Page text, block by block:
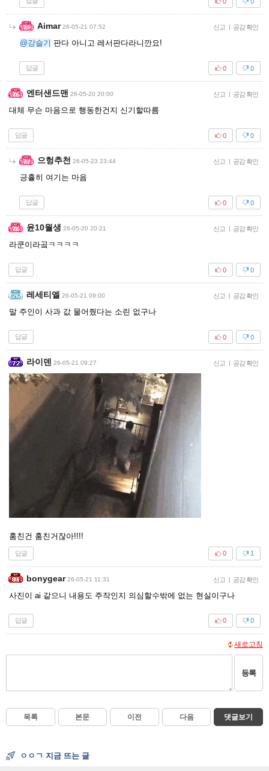
Aimar 26-05-21 07:52 신고 공감 확인
@강슬기 판다 아니고 레서판다라니깐요!
답글 0
0
엔터샌드맨 26-05-20 20:00 신고 공감 확인
대체 무슨 마음으로 행동한건지 신기할따름
답글 0
0
으헝추천 26-05-23 23:44 신고 공감 확인
긍휼히 여기는 마음
답글 0
0
윤10월생 26-05-20 20:21 신고 공감 확인
라쿤이라곸ㅋㅋㅋㅋ
답글 0
0
레세티엘 26-05-21 09:00 신고 공감 확인
말 주인이 사과 값 물어줬다는 소린 없구나
답글 0
0
라이덴 26-05-21 09:27 신고 공감 확인
훔친건 훔친거잖아!!!!
답글 1
0
bonygear 26-05-21 11:31 신고 | 공감 확인
사진이 ai 같으니 내용도 주작인지 의심할수밖에 없는 현실이구나
답글 0
0
새로고침
등록
목록 본문 이전 다음 댓글보기
ㅇㅇㄱ 지금 뜨는 글